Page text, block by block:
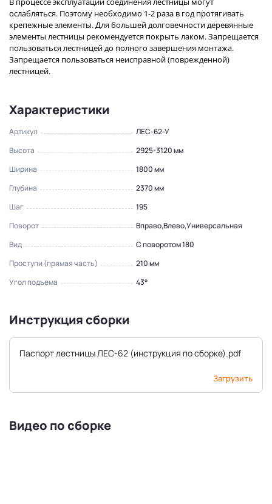
ослабляться. Поэтому необходимо 1-2 раза в год протягивать
крепежные элементы. Для большей долговечности деревянные
элементы лестницы рекомендуется покрыть лаком. Запрещается
пользоваться лестницей до полного завершения монтажа.
Запрещается пользоваться неисправной (поврежденной)
лестницей.
Характеристики
Артикул
ЛЕС-62-У
Высота
2925-3120 мм
Ширина
1800 мм
Глубина
2370 мм
Шаг
195
Поворот
Вправо,Влево,Универсальная
Вид
С поворотом 180
Проступи (прямая часть)
210 мм
Угол подъема
43°
Инструкция сборки
Паспорт лестницы ЛЕС-62 (инструкция по сборке).pdf
Загрузить
Видео по сборке